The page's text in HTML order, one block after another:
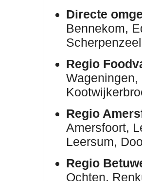
Directe
Bennekom,
Regio
Regio
Amersfoort,
Leersum,
Regio
Ochten,